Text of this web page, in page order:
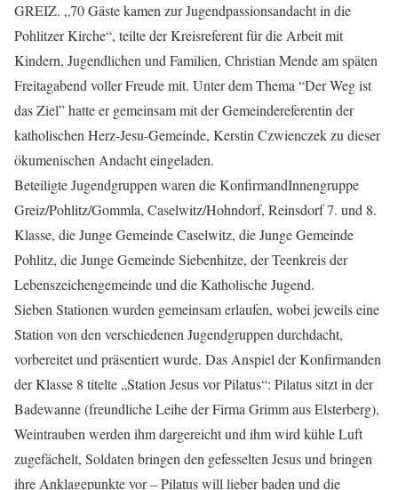
GREIZ. „70 Gäste kamen zur Jugendpassionsandacht in die
Pohlitzer Kirche“, teilte der Kreisreferent für die Arbeit mit
Kindern, Jugendlichen und Familien, Christian Mende am späten
Freitagabend voller Freude mit. Unter dem Thema “Der Weg ist
das Ziel” hatte er gemeinsam mit der Gemeindereferentin der
katholischen Herz-Jesu-Gemeinde, Kerstin Czwienczek zu dieser
ökumenischen Andacht eingeladen.
Beteiligte Jugendgruppen waren die KonfirmandInnengruppe
Greiz/Pohlitz/Gommla, Caselwitz/Hohndorf, Reinsdorf 7. und 8.
Klasse, die Junge Gemeinde Caselwitz, die Junge Gemeinde
Pohlitz, die Junge Gemeinde Siebenhitze, der Teenkreis der
Lebenszeichengemeinde und die Katholische Jugend.
Sieben Stationen wurden gemeinsam erlaufen, wobei jeweils eine
Station von den verschiedenen Jugendgruppen durchdacht,
vorbereitet und präsentiert wurde. Das Anspiel der Konfirmanden
der Klasse 8 titelte „Station Jesus vor Pilatus“: Pilatus sitzt in der
Badewanne (freundliche Leihe der Firma Grimm aus Elsterberg),
Weintrauben werden ihm dargereicht und ihm wird kühle Luft
zugefächelt, Soldaten bringen den gefesselten Jesus und bringen
ihre Anklagepunkte vor – Pilatus will lieber baden und die